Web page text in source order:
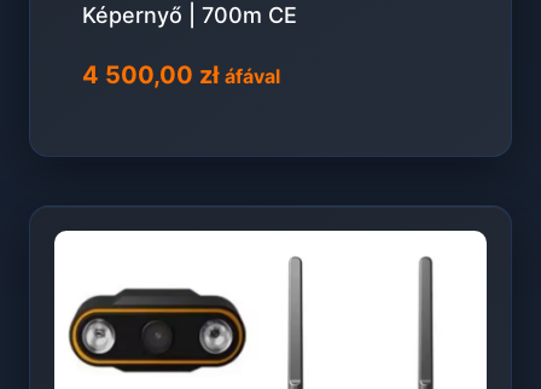
Képernyő | 700m CE
4 500,00 zł áfával